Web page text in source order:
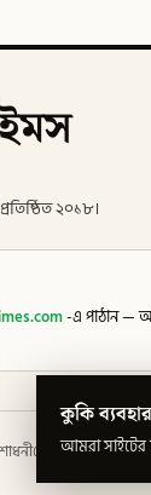
২০১৮।
-এ পাঠান —
গোপনীয়তাশর্তাবলী
কুকি
আমরা সাইটের